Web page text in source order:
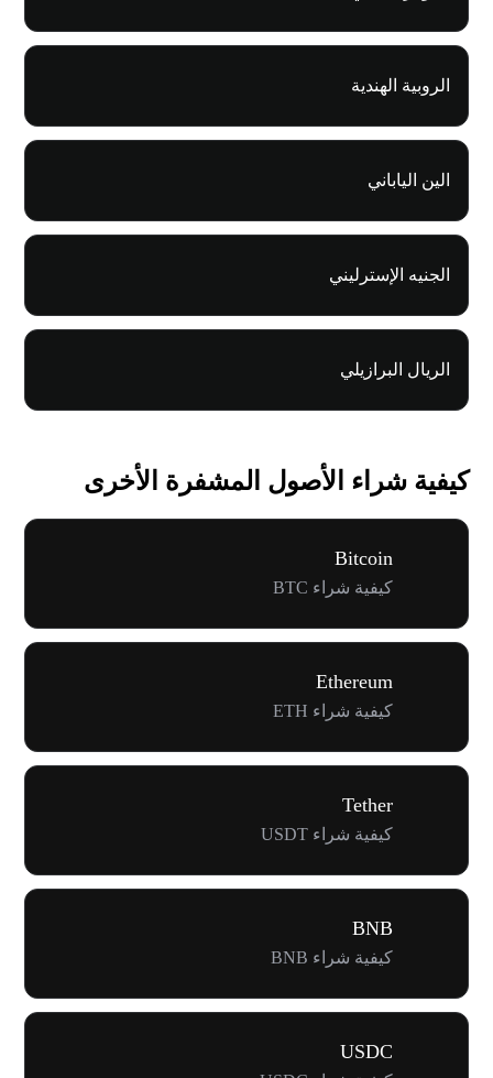
الروبية الهندية
الين الياباني
الجنيه الإسترليني
الريال البرازيلي
كيفية شراء الأصول المشفرة الأخرى
Bitcoin
كيفية شراء BTC
Ethereum
كيفية شراء ETH
Tether
كيفية شراء USDT
BNB
كيفية شراء BNB
USDC